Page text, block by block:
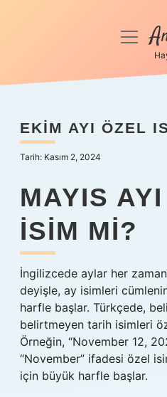
Anasayfa
Yasal Uyarı
menüyü
EKIM AYI ÖZEL
Tarih: Kasım 2, 2024
MAYIS
ISIM MI?
İngilizcede aylar her
deyişle, ay isimleri
harfle başlar. Türkçede,
belirtmeyen tarih isimleri
Örneğin, “November 12,
“November” ifadesi özel
için büyük harfle başlar.